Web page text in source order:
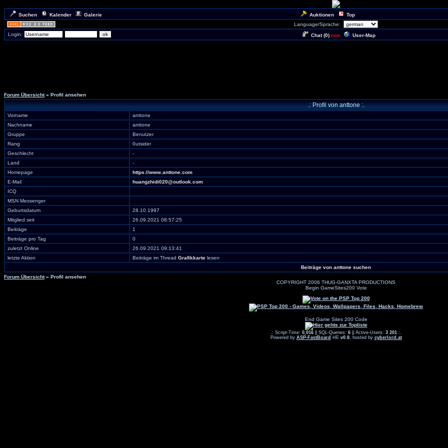
Suchen Kalender Galerie Auktionen Top
Language/Sprache:
Login:
Chat (0) new User-Map
Forum Übersicht» Profil ansehen
.: Profil von anttone :.
Vorname
anttone
Nachname
anttone
Gruppe
Benutzer
Rang
0utsider
Geschlecht
-
Land
-
Homepage
https://www.anttone.com
E-Mail
huangzhidi020@outlook.com
ICQ
MSN Messenger
Geburtsdatum
28.10.1997
Mitglied seit
26.09.2021 08:57:25
Beiträge
1
Beiträge pro Tag
0
zuletzt Online
26.09.2021 09:13:41
letzte Aktion
Beiträge im Thread Grafikkarte lesen
Beiträge von anttone suchen
Forum Übersicht» Profil ansehen
COPYRIGHT 2006 THUG-GANXTA PRODUCTIONS
Begin GameSites200 Vote
End Game Sites 200 Code
.: Script-Time: 0,016 || SQL-Queries: 6 || Active-Users: 3 201 :.
Powered by ASP-FastBoard HE v0.8, hosted by cyberlord.at